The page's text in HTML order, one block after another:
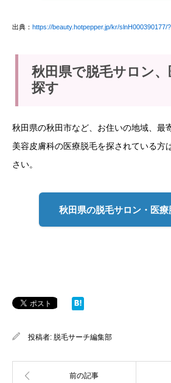
出典： https://beauty.hotpepper.jp/kr/slnH000390177/
秋田県で脱毛サロン、
探す
秋田県の秋田市など、お住いの地域、最
美容皮膚科の医療脱毛を探されている方
さい。
秋田県の脱毛サロン・医療
投稿者: 脱毛サーチ編集部